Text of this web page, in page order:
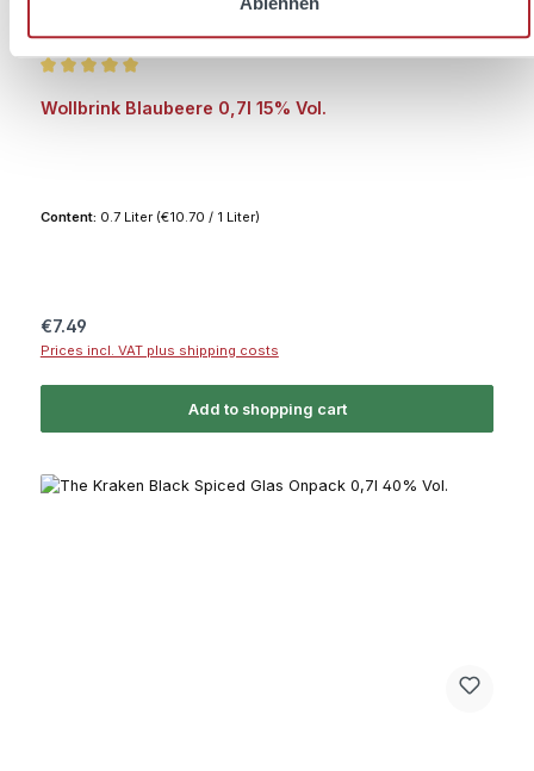
Wollbrink Blaubeere 0,7l 15% Vol.
Content: 0.7 Liter (€10.70 / 1 Liter)
Regular price:
€7.49
Prices incl. VAT plus shipping costs
Add to shopping cart